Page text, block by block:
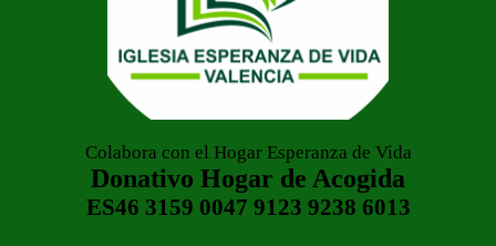
Colabora con el Hogar Esperanza de Vida
Donativo Hogar de Acogida
ES46 3159 0047 9123 9238 6013